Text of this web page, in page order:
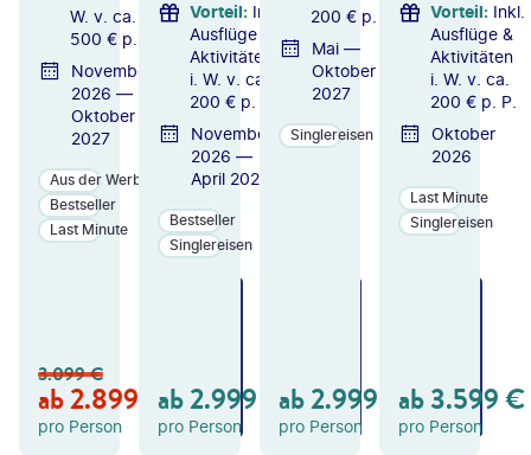
W. v. ca.
500 € p. P.
November
2026 —
Oktober
2027
Aus der Werbung
Bestseller
Last Minute
3.099€
ab2.899 €
pro Person
B
OT
Vorteil: Inkl.
Ausflüge &
Aktivitäten
i. W. v. ca.
200 € p. P.
November
2026 —
April 2027
Bestseller
Singlereisen
ab2.999 €
pro Person
B
OT
200 € p. P.
Mai —
Oktober
2027
Singlereisen
ab2.999 €
pro Person
B
OT
Vorteil: Inkl.
Ausflüge &
Aktivitäten
i. W. v. ca.
200 € p. P.
Oktober
2026
Last Minute
Singlereisen
ab3.599€
pro Person